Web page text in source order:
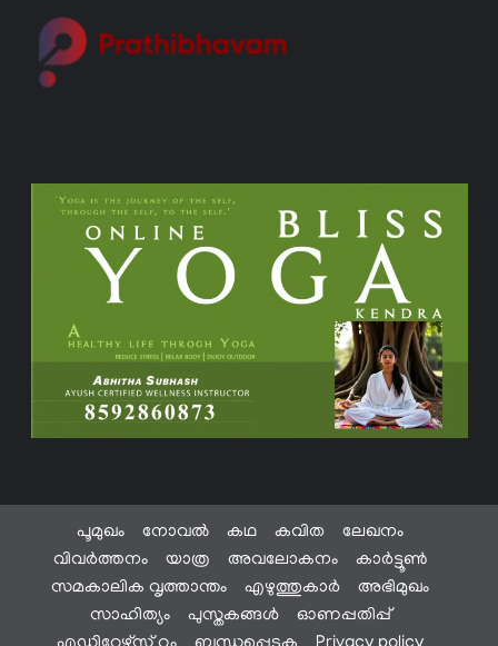
പൂമുഖം നോവൽ കഥ കവിത
ലേഖനം
വിവർത്തനം
യാത്ര അവലോകനം
കാർട്ടൂൺ
സമകാലിക വൃത്താന്തം
എഴുത്തുകാർ
അഭിമുഖം
സാഹിത്യം
പുസ്തകങ്ങൾ
ഓണപ്പതിപ്പ്